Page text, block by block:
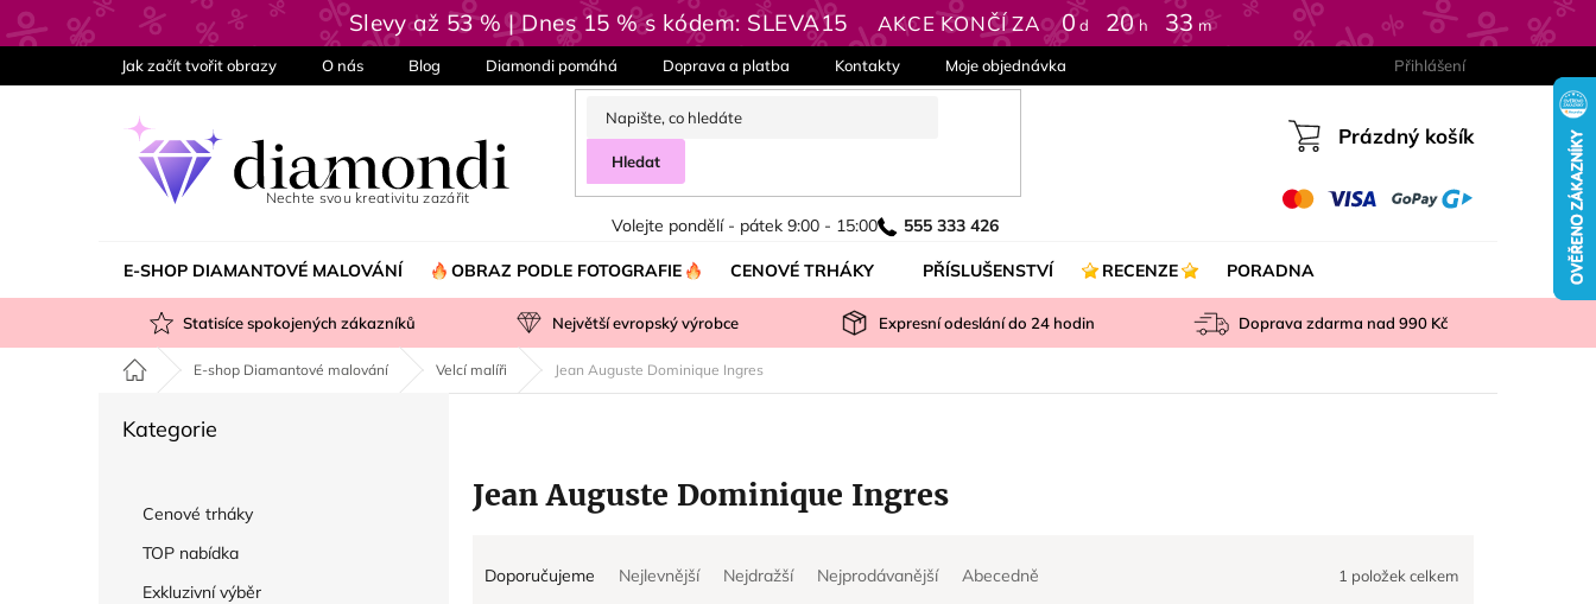
Přejít
na
Slevy až 53 % | Dnes 15 % s kódem: SLEVA15 AKCE KONČÍ ZA 0d 20 h 33 m
Jak začít tvořit obrazy O nás Blog Diamondi pomáhá Doprava a platba Kontakty Moje objednávka Přihlášení
Hledat
Volejte pondělí - pátek 9:00 - 15:00 555 333 426
Nákupní
Prázdný košík
E-SHOP DIAMANTOVÉ MALOVÁNÍ OBRAZ PODLE FOTOGRAFIE CENOVÉ TRHÁKY PŘÍSLUŠENSTVÍ RECENZE PORADNA
Statisíce spokojených zákazníků Největší evropský výrobce Expresní odeslání do 24hodin Doprava zdarma nad990 Kč
Domů E-shop Diamantové malování Velcí malíři Jean Auguste Dominique Ingres
Přeskočit
Kategorie
Cenové trháky
TOP nabídka
Exkluzivní výběr
Jean Auguste Dominique Ingres
Doporučujeme Nejlevnější Nejdražší Nejprodávanější Abecedně 1 položek celkem